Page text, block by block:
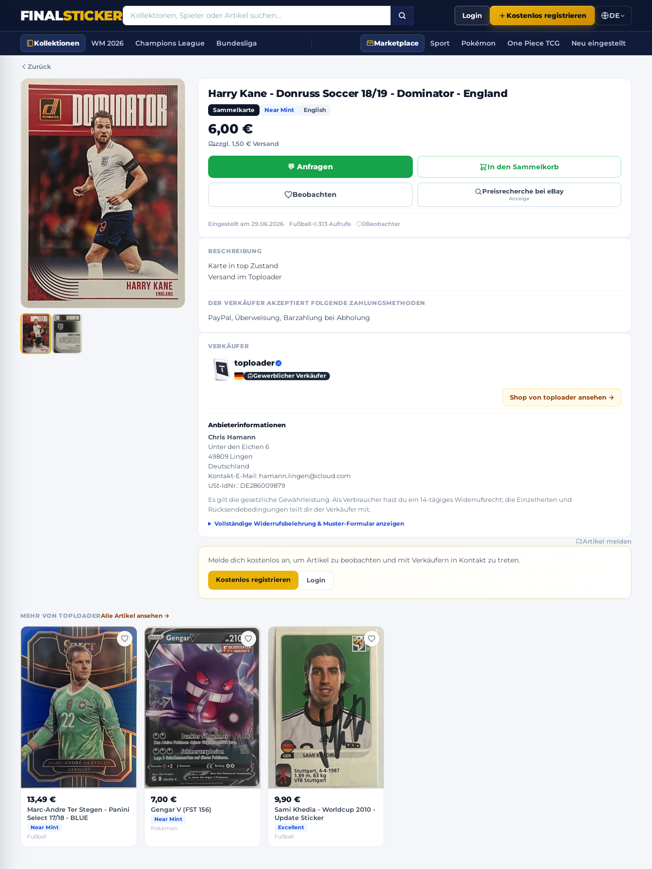
FINALSTICKER Login Kostenlos registrieren DE
Kollektionen WM 2026 Champions League Bundesliga Marketplace Sport Pokémon One Piece TCG Neu eingestellt
Zurück
Harry Kane - Donruss Soccer 18/19 - Dominator - England
Sammelkarte Near Mint English
6,00 €
zzgl. 1,50 € Versand
💬 Anfragen In den Sammelkorb
Beobachten Preisrecherche bei eBay
Anzeige
Eingestellt am 29.06.2026 Fußball 313 Aufrufe 0Beobachter
BESCHREIBUNG
Karte in top Zustand
Versand im Toploader
DER VERKÄUFER AKZEPTIERT FOLGENDE ZAHLUNGSMETHODEN
PayPal, Überweisung, Barzahlung bei Abholung
VERKÄUFER
toploader
Gewerblicher Verkäufer
Shop von toploader ansehen →
Anbieterinformationen
Chris Hamann
Unter den Eichen 6
49809 Lingen
Deutschland
Kontakt-E-Mail: hamann.lingen@icloud.com
USt-IdNr.: DE286009879
Es gilt die gesetzliche Gewährleistung. Als Verbraucher hast du ein 14-tägiges Widerrufsrecht; die Einzelheiten und
Rücksendebedingungen teilt dir der Verkäufer mit.
Vollständige Widerrufsbelehrung & Muster-Formular anzeigen
Artikel melden
Melde dich kostenlos an, um Artikel zu beobachten und mit Verkäufern in Kontakt zu treten.
Kostenlos registrieren Login
MEHR VON TOPLOADERAlle Artikel ansehen →
13,49 €
Marc-Andre Ter Stegen - Panini
Select 17/18 - BLUE
Near Mint
Fußball
7,00 €
Gengar V (FST 156)
Near Mint
Pokémon
9,90 €
Sami Khedia - Worldcup 2010 -
Update Sticker
Excellent
Fußball